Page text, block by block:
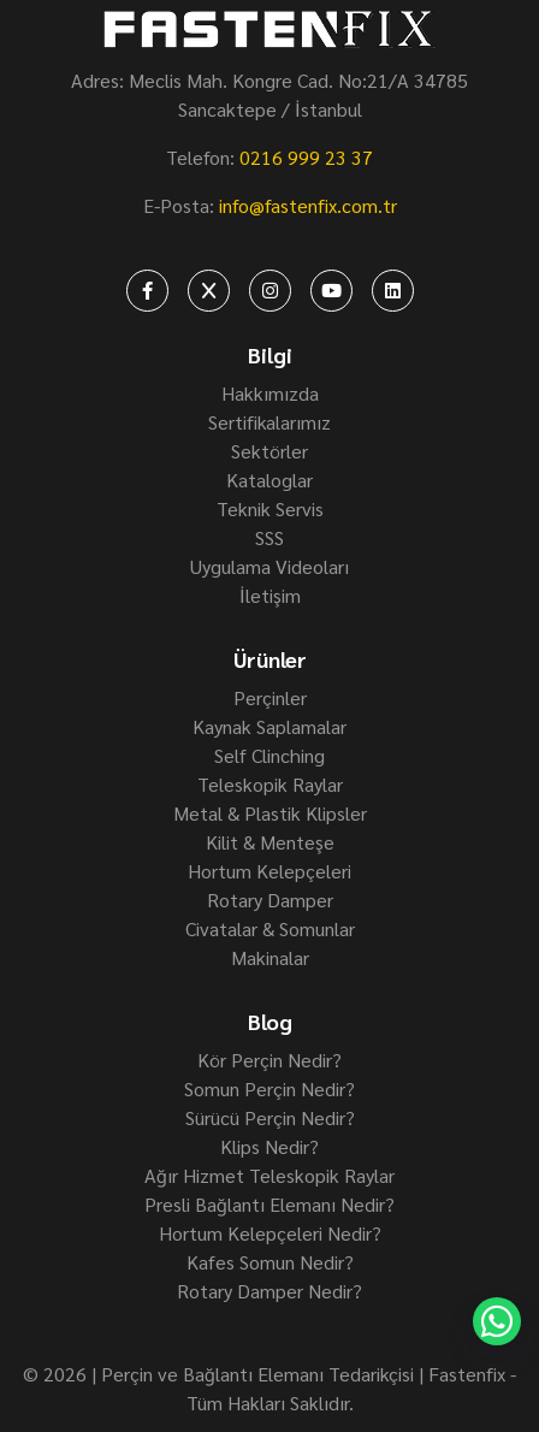
Adres: Meclis Mah. Kongre Cad. No:21/A 34785
Sancaktepe / İstanbul
Telefon: 0216 999 23 37
E-Posta: info@fastenfix.com.tr
Bilgi
Hakkımızda
Sertifikalarımız
Sektörler
Kataloglar
Teknik Servis
SSS
Uygulama Videoları
İletişim
Ürünler
Perçinler
Kaynak Saplamalar
Self Clinching
Teleskopik Raylar
Metal & Plastik Klipsler
Kilit & Menteşe
Hortum Kelepçeleri
Rotary Damper
Civatalar & Somunlar
Makinalar
Blog
Kör Perçin Nedir?
Somun Perçin Nedir?
Sürücü Perçin Nedir?
Klips Nedir?
Ağır Hizmet Teleskopik Raylar
Presli Bağlantı Elemanı Nedir?
Hortum Kelepçeleri Nedir?
Kafes Somun Nedir?
Rotary Damper Nedir?
© 2026 | Perçin ve Bağlantı Elemanı Tedarikçisi | Fastenfix -
Tüm Hakları Saklıdır.